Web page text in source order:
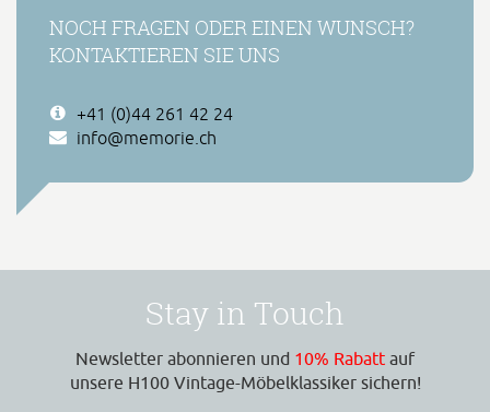
NOCH FRAGEN ODER EINEN WUNSCH?
KONTAKTIEREN SIE UNS
+41 (0)44 261 42 24
info@memorie.ch
Stay in Touch
Newsletter abonnieren und 10% Rabatt auf
unsere H100 Vintage-Möbelklassiker sichern!